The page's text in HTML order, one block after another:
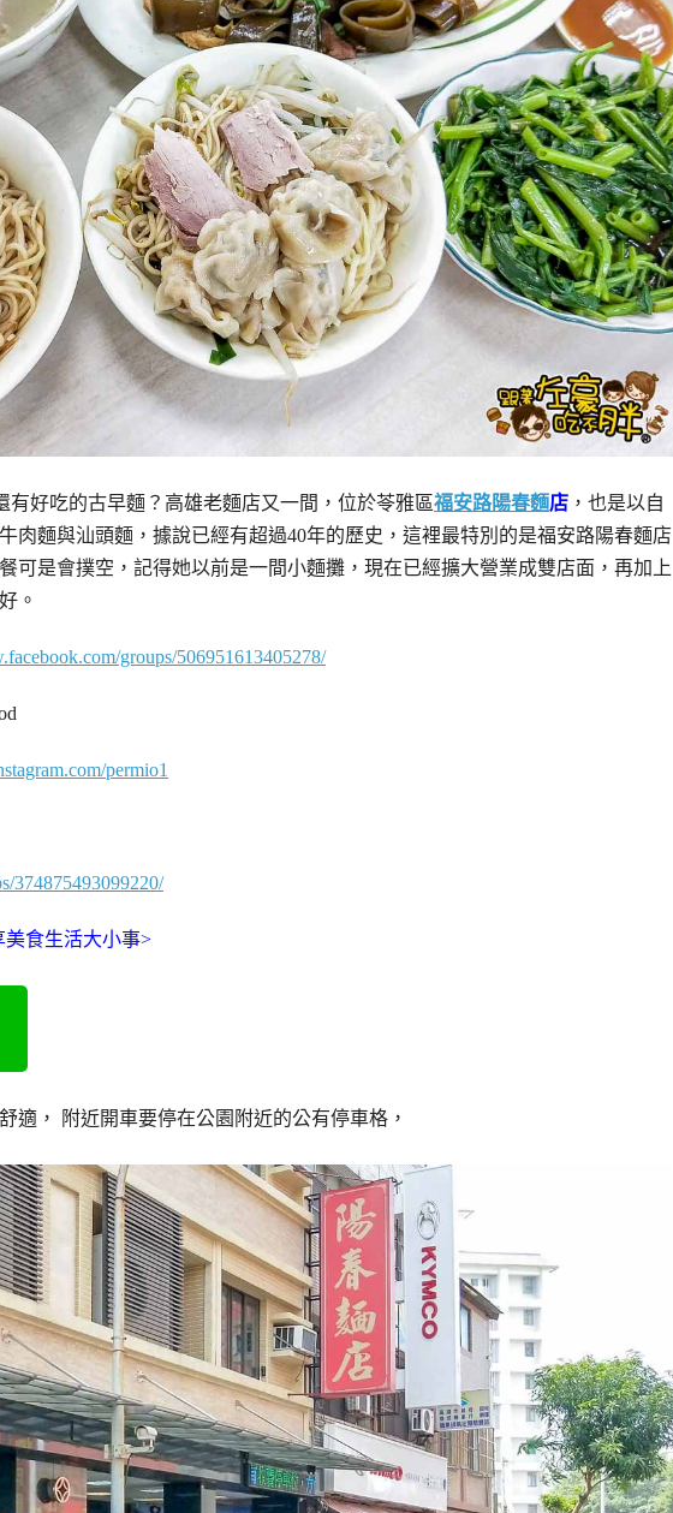
有好吃的古早麵？高雄老麵店又一間，位於苓雅區福安路陽春麵店 ，也是以自
肉麵與汕頭麵，據說已經有超過40年的歷史，這裡最特別的是福安路陽春麵店
可是會撲空，記得她以前是一間小麵攤，現在已經擴大營業成雙店面，再加上
。
groups/506951613405278/
permio1
374875493099220/
食生活大小事>
適， 附近開車要停在公園附近的公有停車格，